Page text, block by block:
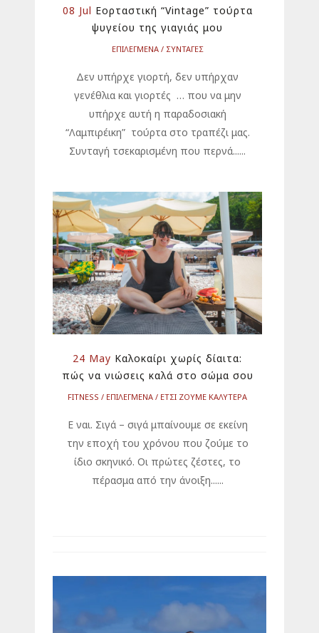
08 Jul Εορταστική “Vintage” τούρτα
ψυγείου της γιαγιάς μου
ΕΠΙΛΕΓΜΕΝΑ ΣΥΝΤΑΓΕΣ
Δεν υπήρχε γιορτή, δεν υπήρχαν
γενέθλια και γιορτές … που να μην
υπήρχε αυτή η παραδοσιακή
“Λαμπιρέικη” τούρτα στο τραπέζι μας.
Συνταγή τσεκαρισμένη που περνά......
24 May Καλοκαίρι χωρίς δίαιτα:
πώς να νιώσεις καλά στο σώμα σου
FITNESS ΕΠΙΛΕΓΜΕΝΑ ΕΤΣΙ ΖΟΥΜΕ ΚΑΛΥΤΕΡΑ
Ε ναι. Σιγά – σιγά μπαίνουμε σε εκείνη
την εποχή του χρόνου που ζούμε το
ίδιο σκηνικό. Οι πρώτες ζέστες, το
πέρασμα από την άνοιξη......